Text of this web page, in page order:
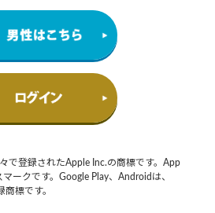
で登録されたApple Inc.の商標です。App
ークです。Google Play、Androidは、
標です。